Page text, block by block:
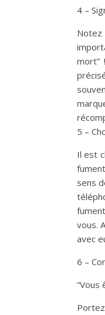
4 –
mort”
5 –
Il est
sens
vous.
avec
6 –
“Vous